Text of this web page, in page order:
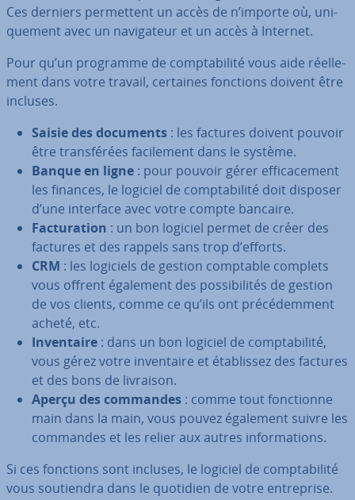
Ces derniers per­met­tent un accès de n’importe où, uni­
que­ment avec un na­vi­ga­teur et un accès à Internet.
Pour qu’un programme de comp­ta­bi­lité vous aide réel­le­
ment dans votre travail, certaines fonctions doivent être
incluses.
Saisie des documents : les factures doivent pouvoir
être trans­fé­rées fa­ci­le­ment dans le système.
Banque en ligne : pour pouvoir gérer ef­fi­ca­ce­ment
les finances, le logiciel de comp­ta­bi­lité doit disposer
d’une interface avec votre compte bancaire.
Fac­tu­ra­tion : un bon logiciel permet de créer des
factures et des rappels sans trop d’efforts.
CRM : les logiciels de gestion comptable complets
vous offrent également des pos­si­bi­li­tés de gestion
de vos clients, comme ce qu’ils ont pré­cé­dem­ment
acheté, etc.
In­ven­taire : dans un bon logiciel de comp­ta­bi­lité,
vous gérez votre in­ven­taire et éta­blis­sez des factures
et des bons de livraison.
Aperçu des commandes : comme tout fonc­tionne
main dans la main, vous pouvez également suivre les
commandes et les relier aux autres in­for­ma­tions.
Si ces fonctions sont incluses, le logiciel de comp­ta­bi­lité
vous sou­tien­dra dans le quotidien de votre en­tre­prise.